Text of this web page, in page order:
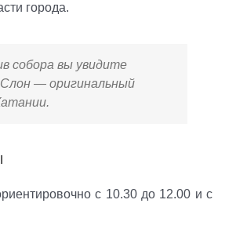
города.
собора вы увидите
— оригинальный
с 10.30 до 12.00 и с